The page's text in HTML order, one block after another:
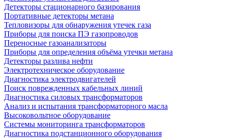
Детекторы стационарного базирования
Портативные детекторы метана
Тепловизоры для обнаружения утечек газа
Приборы для поиска ПЭ газопроводов
Переносные газоанализаторы
Приборы для определения объёма утечки метана
Детекторы разлива нефти
Электротехническое оборудование
Диагностика электродвигателей
Поиск поврежденных кабельных линий
Диагностика силовых трансформаторов
Анализ и испытания трансформаторного масла
Высоковольтное оборудование
Системы мониторинга трансформаторов
Диагностика подстанционного оборудования